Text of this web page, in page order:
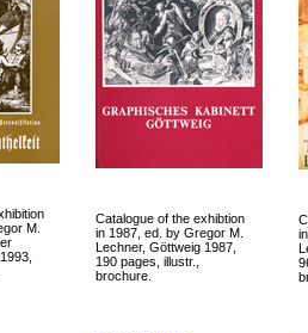
M.
Catalogue of the exhibtion
in 1987, ed. by Gregor M.
Lechner, Göttweig 1987,
190 pages, illustr.,
brochure.